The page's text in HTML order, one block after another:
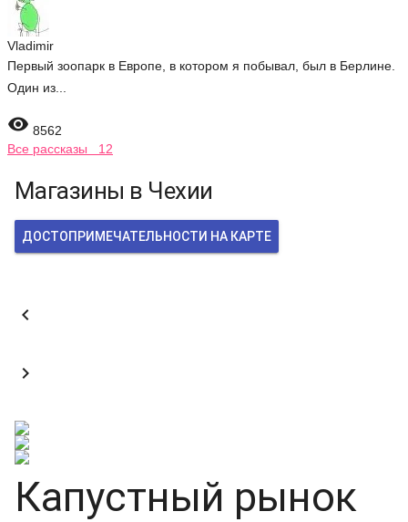
Vladimir
Первый зоопарк в Европе, в котором я побывал, был в Берлине.
Один из...
 8562
Все рассказы 12
Магазины в Чехии
ДОСТОПРИМЕЧАТЕЛЬНОСТИ НА КАРТЕ


Капустный рынок